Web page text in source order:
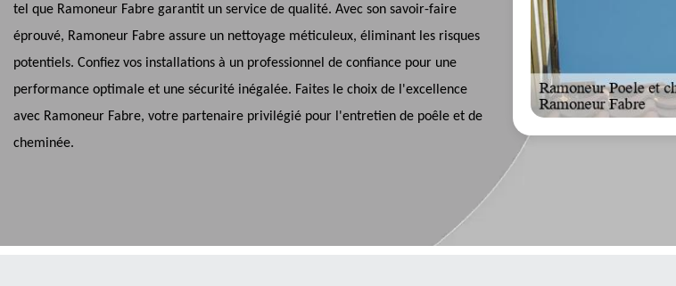
tel que Ramoneur Fabre garantit un service de qualité. Avec son savoir-faire
éprouvé, Ramoneur Fabre assure un nettoyage méticuleux, éliminant les risques
potentiels. Confiez vos installations à un professionnel de confiance pour une
performance optimale et une sécurité inégalée. Faites le choix de l'excellence
avec Ramoneur Fabre, votre partenaire privilégié pour l'entretien de poêle et de
cheminée.